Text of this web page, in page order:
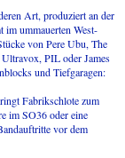
Art, produziert an der
ummauerten West-
von Pere Ubu, The
PIL oder James
und Tiefgaragen:
Fabrikschlote zum
im SO36 oder eine
vor dem